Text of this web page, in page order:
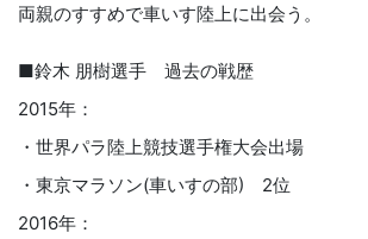
両親のすすめで車いす陸上に出会う。
■鈴木 朋樹選手 過去の戦歴
2015年：
・世界パラ陸上競技選手権大会出場
・東京マラソン(車いすの部) 2位
2016年：